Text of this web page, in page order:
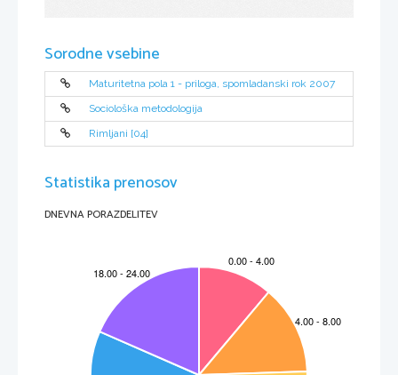
Sorodne vsebine
Maturitetna pola 1 - priloga, spomladanski rok 2007
Sociološka metodologija
Rimljani [04]
Statistika prenosov
DNEVNA PORAZDELITEV